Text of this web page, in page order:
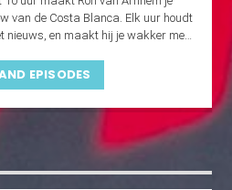
Costa Blanca. Elk uur houdt
nieuws, en maakt hij je wakker met
EPISODES